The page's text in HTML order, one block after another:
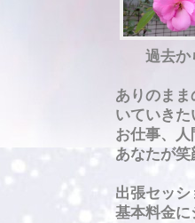
過去から
ありのま
いていきた
お仕事、
あなたが
出張セッ
基本料金に